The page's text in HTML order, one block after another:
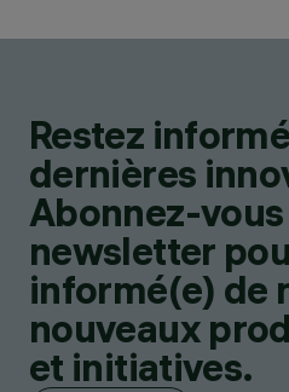
Restez
dernières
Abonnez-
newsletter
informé(e) de
nouveaux
et initiatives.